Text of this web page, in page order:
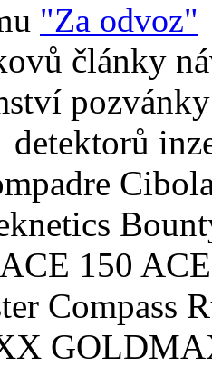
"Za odvoz"
články
detektorů
150
Compass